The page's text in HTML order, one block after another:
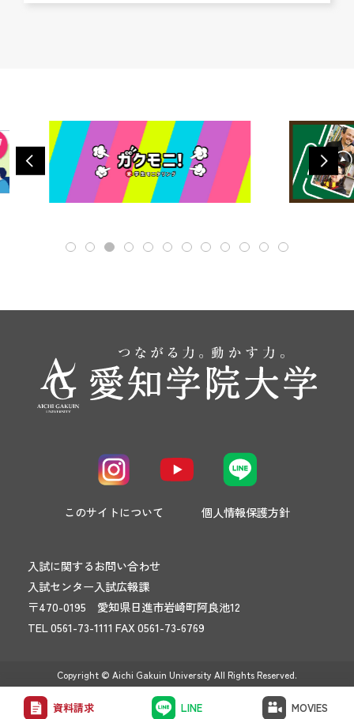
このサイトについて 個人情報保護方針
入試に関するお問い合わせ
入試センター入試広報課
〒470-0195 愛知県日進市岩崎町阿良池12
TEL 0561-73-1111 FAX 0561-73-6769
Copyright © Aichi Gakuin University All Rights Reserved.
資料請求 LINE MOVIES